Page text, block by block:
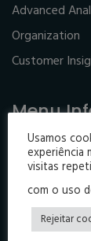
Advanced
Organization
Customer
Menu
Home
Institucional
Denúncia
Associe-se
Usamos
experiência
visitas
com o uso
Rejeitar